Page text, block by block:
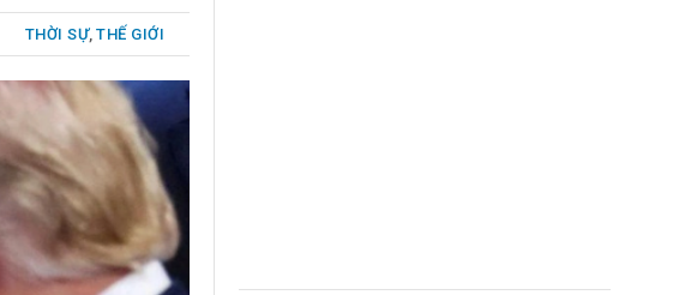
THỜI SỰ, THẾ GIỚI